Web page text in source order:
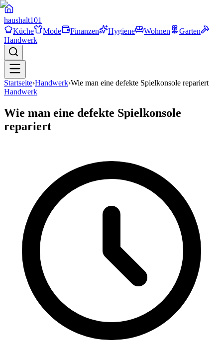
haushalt101
Küche
Mode Finanzen Hygiene Wohnen
Garten
Handwerk
Startseite›Handwerk›Wie man eine defekte Spielkonsole repariert
Handwerk
Wie man eine defekte Spielkonsole
repariert